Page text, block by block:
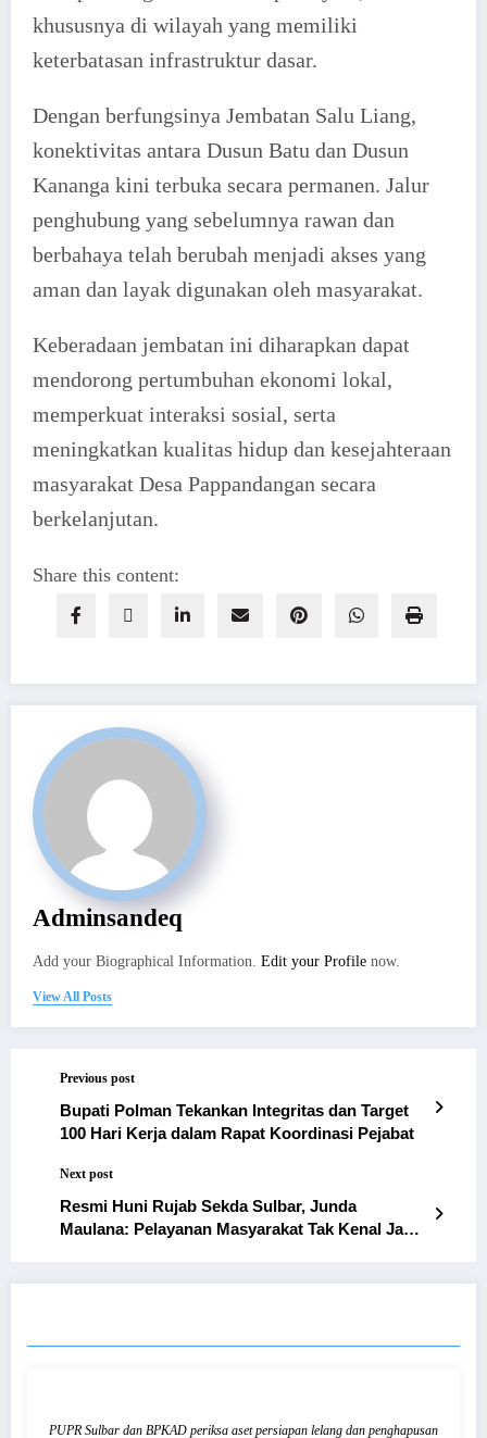
khususnya di wilayah yang memiliki
keterbatasan infrastruktur dasar.
Dengan berfungsinya Jembatan Salu Liang,
konektivitas antara Dusun Batu dan Dusun
Kananga kini terbuka secara permanen. Jalur
penghubung yang sebelumnya rawan dan
berbahaya telah berubah menjadi akses yang
aman dan layak digunakan oleh masyarakat.
Keberadaan jembatan ini diharapkan dapat
mendorong pertumbuhan ekonomi lokal,
memperkuat interaksi sosial, serta
meningkatkan kualitas hidup dan kesejahteraan
masyarakat Desa Pappandangan secara
berkelanjutan.
Share this content:
Adminsandeq
Add your Biographical Information. Edit your Profile now.
View All Posts
Previous post
Bupati Polman Tekankan Integritas dan Target
100 Hari Kerja dalam Rapat Koordinasi Pejabat
Next post
Resmi Huni Rujab Sekda Sulbar, Junda
Maulana: Pelayanan Masyarakat Tak Kenal Jam
PUPR Sulbar dan BPKAD periksa aset persiapan lelang dan penghapusan